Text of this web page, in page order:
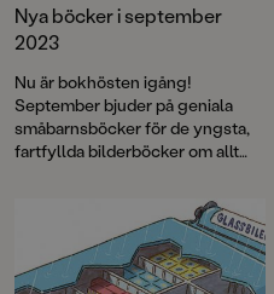
Nya böcker i september
2023
Nu är bokhösten igång!
September bjuder på geniala
småbarnsböcker för de yngsta,
fartfyllda bilderböcker om allt
pyjamaspartyn till försvunna
katter och gosedjursflamingos.
Ett nytt busigt äventyr med
Sommarskuggan, grymma
debutromaner, pricksäkra dikter